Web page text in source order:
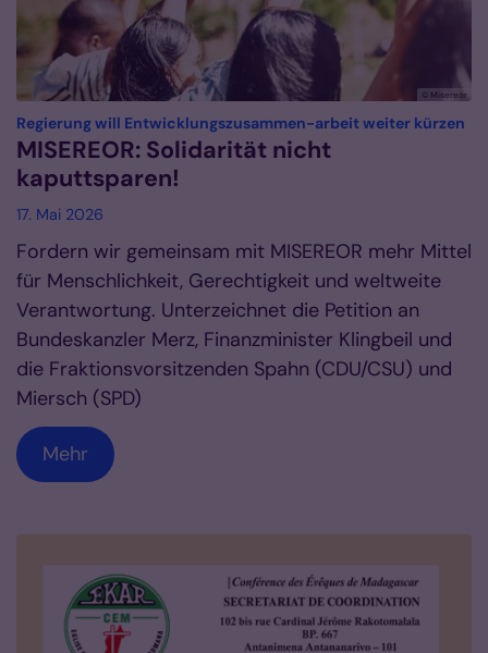
© Misereor
Regierung will Entwicklungszusammen-arbeit weiter kürzen
MISEREOR: Solidarität nicht
kaputtsparen!
17. Mai 2026
Fordern wir gemeinsam mit MISEREOR mehr Mittel
für Menschlichkeit, Gerechtigkeit und weltweite
Verantwortung. Unterzeichnet die Petition an
Bundeskanzler Merz, Finanzminister Klingbeil und
die Fraktionsvorsitzenden Spahn (CDU/CSU) und
Miersch (SPD)
Mehr